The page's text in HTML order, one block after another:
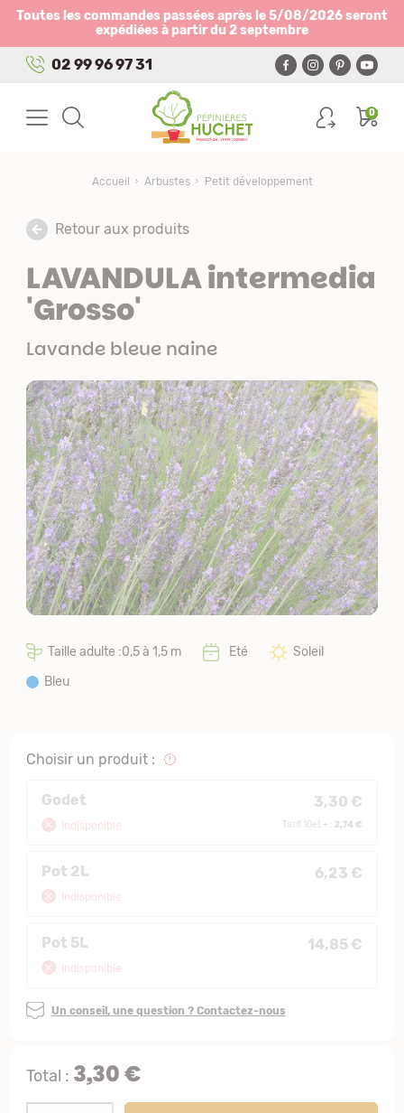
Toutes les commandes passées après le 5/08/2026 seront
expédiées à partir du 2 septembre
02 99 96 97 31
0
Accueil Arbustes Petit développement
Retour aux produits
LAVANDULA intermedia
'Grosso'
Lavande bleue naine
Taille adulte :0,5 à 1,5 m Eté
Soleil
Bleu
Choisir un produit :
Godet 3,30 €
Indisponible Tarif 10et + : 2,74 €
Pot 2L 6,23 €
Indisponible
Pot 5L 14,85 €
Indisponible
Un conseil, une question ? Contactez-nous
Total : 3,30 €
Panneau de gestion des cookies